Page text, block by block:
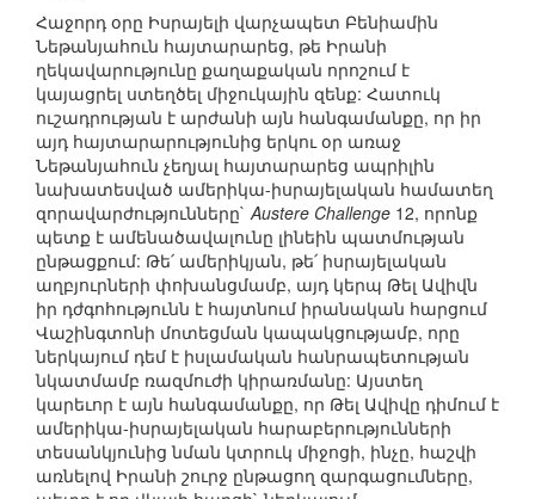
Հաջորդ օրը Իսրայելի վարչապետ Բենիամին
Նեթանյահուն հայտարարեց, թե Իրանի
ղեկավարությունը քաղաքական որոշում է
կայացրել ստեղծել միջուկային զենք: Հատուկ
ուշադրության է արժանի այն հանգամանքը, որ իր
այդ հայտարարությունից երկու օր առաջ
Նեթանյահուն չեղյալ հայտարարեց ապրիլին
նախատեսված ամերիկա-իսրայելական համատեղ
զորավարժությունները`Austere Challenge 12, որոնք
պետք է ամենածավալունը լինեին պատմության
ընթացքում: Թե՛ ամերիկյան, թե՛ իսրայելական
աղբյուրների փոխանցմամբ, այդ կերպ Թել Ավիվն
իր դժգոհությունն է հայտնում իրանական հարցում
Վաշինգտոնի մոտեցման կապակցությամբ, որը
ներկայում դեմ է իսլամական հանրապետության
նկատմամբ ռազմուժի կիրառմանը: Այստեղ
կարեւոր է այն հանգամանքը, որ Թել Ավիվը դիմում է
ամերիկա-իսրայելական հարաբերությունների
տեսանկյունից նման կտրուկ միջոցի, ինչը, հաշվի
առնելով Իրանի շուրջ ընթացող զարգացումները,